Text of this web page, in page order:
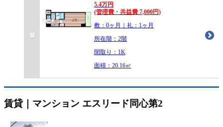
5.4万円
(管理費・共益費 7,000円)
敷：0ヶ月｜礼：1ヶ月
所在階：2階
間取り：1K
面積：20.16㎡
賃貸｜マンション エスリード同心第2